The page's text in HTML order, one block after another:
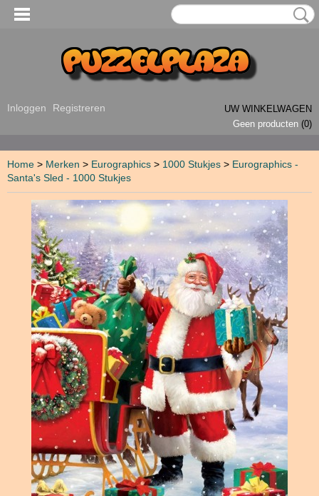
Inloggen Registreren
UW WINKELWAGEN
Geen producten (0)
Home > Merken > Eurographics > 1000 Stukjes > Eurographics -
Santa's Sled - 1000 Stukjes